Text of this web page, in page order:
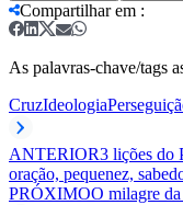
Compartilhar em :
As palavras-chave/tags
CruzIdeologia
ANTERIOR3 lições do
oração, pequenez,
PRÓXIMOO milagre